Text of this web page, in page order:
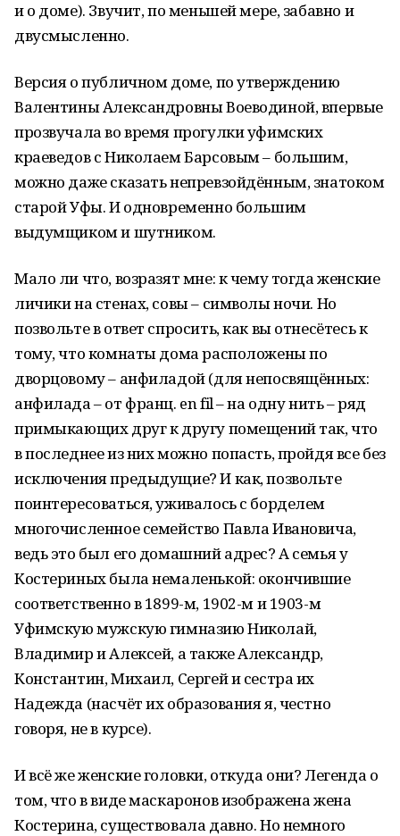
и о доме). Звучит, по меньшей мере, забавно и
двусмысленно.
Версия о публичном доме, по утверждению
Валентины Александровны Воеводиной, впервые
прозвучала во время прогулки уфимских
краеведов с Николаем Барсовым – большим,
можно даже сказать непревзойдённым, знатоком
старой Уфы. И одновременно большим
выдумщиком и шутником.
Мало ли что, возразят мне: к чему тогда женские
личики на стенах, совы – символы ночи. Но
позвольте в ответ спросить, как вы отнесётесь к
тому, что комнаты дома расположены по
дворцовому – анфиладой (для непосвящённых:
анфилада – от франц. en fil – на одну нить – ряд
примыкающих друг к другу помещений так, что
в последнее из них можно попасть, пройдя все без
исключения предыдущие? И как, позвольте
поинтересоваться, уживалось с борделем
многочисленное семейство Павла Ивановича,
ведь это был его домашний адрес? А семья у
Костериных была немаленькой: окончившие
соответственно в 1899-м, 1902-м и 1903-м
Уфимскую мужскую гимназию Николай,
Владимир и Алексей, а также Александр,
Константин, Михаил, Сергей и сестра их
Надежда (насчёт их образования я, честно
говоря, не в курсе).
И всё же женские головки, откуда они? Легенда о
том, что в виде маскаронов изображена жена
Костерина, существовала давно. Но немного